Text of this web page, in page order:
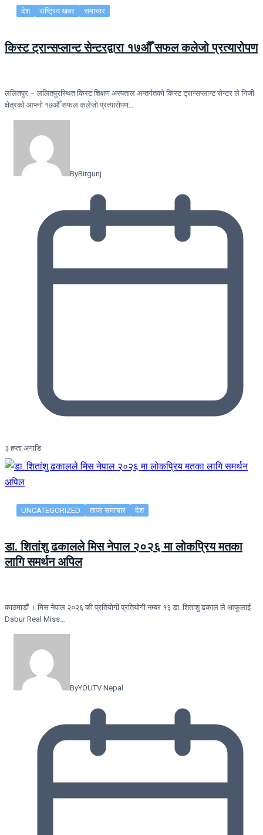
देश राष्ट्रिय खबर समाचार
किस्ट ट्रान्सप्लान्ट सेन्टरद्वारा १७औँ सफल कलेजो प्रत्यारोपण
ललितपुर – ललितपुरस्थित किस्ट शिक्षण अस्पताल अन्तर्गतको किस्ट ट्रान्सप्लान्ट सेन्टर ले निजी
क्षेत्रको आफ्नो १७औँ सफल कलेजो प्रत्यारोपण…
ByBirgunj
३ हप्ता अगाडि
UNCATEGORIZED ताजा समाचार देश
डा. शितांशु ढकालले मिस नेपाल २०२६ मा लोकप्रिय मतका
लागि समर्थन अपिल
काठमाडौं । मिस नेपाल २०२६ की प्रतियोगी प्रतियोगी नम्बर १३ डा. शितांशु ढकाल ले आफूलाई
Dabur Real Miss…
ByYOUTV Nepal